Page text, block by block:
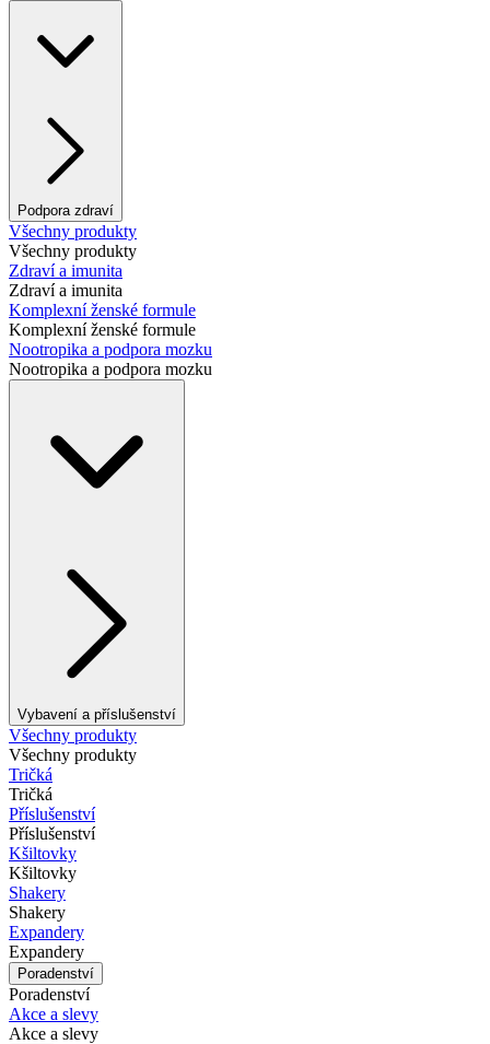
Podpora zdraví
Všechny produkty
Všechny produkty
Zdraví a imunita
Zdraví a imunita
Komplexní ženské formule
Komplexní ženské formule
Nootropika a podpora mozku
Nootropika a podpora mozku
Vybavení a příslušenství
Všechny produkty
Všechny produkty
Tričká
Tričká
Příslušenství
Příslušenství
Kšiltovky
Kšiltovky
Shakery
Shakery
Expandery
Expandery
Poradenství
Poradenství
Akce a slevy
Akce a slevy